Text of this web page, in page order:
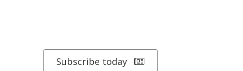
Subscribe today